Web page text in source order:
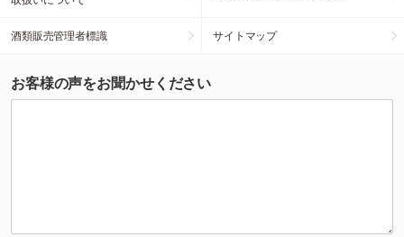
酒類販売管理者標識 サイトマップ
お客様の声をお聞かせください